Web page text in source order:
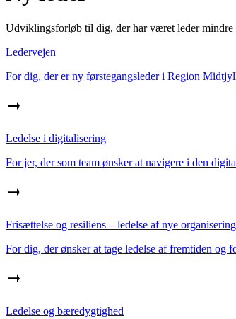
Udviklingsforløb til dig, der har været leder mindre
Ledervejen
For dig, der er ny førstegangsleder i Region
Ledelse i digitalisering
For jer, der som team ønsker at navigere i den
Frisættelse og resiliens – ledelse af nye
For dig, der ønsker at tage ledelse af fremtiden og
Ledelse og bæredygtighed